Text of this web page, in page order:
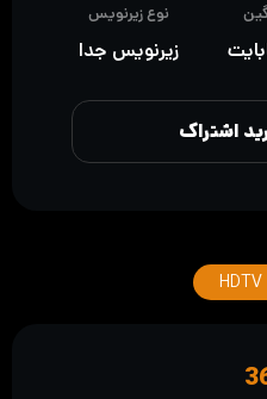
اشتراک
نوع زیرنویس
زیرنویس جدا
HDTV